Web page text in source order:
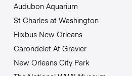
Audubon Aquarium
St Charles at Washington
Flixbus New Orleans
Carondelet At Gravier
New Orleans City Park